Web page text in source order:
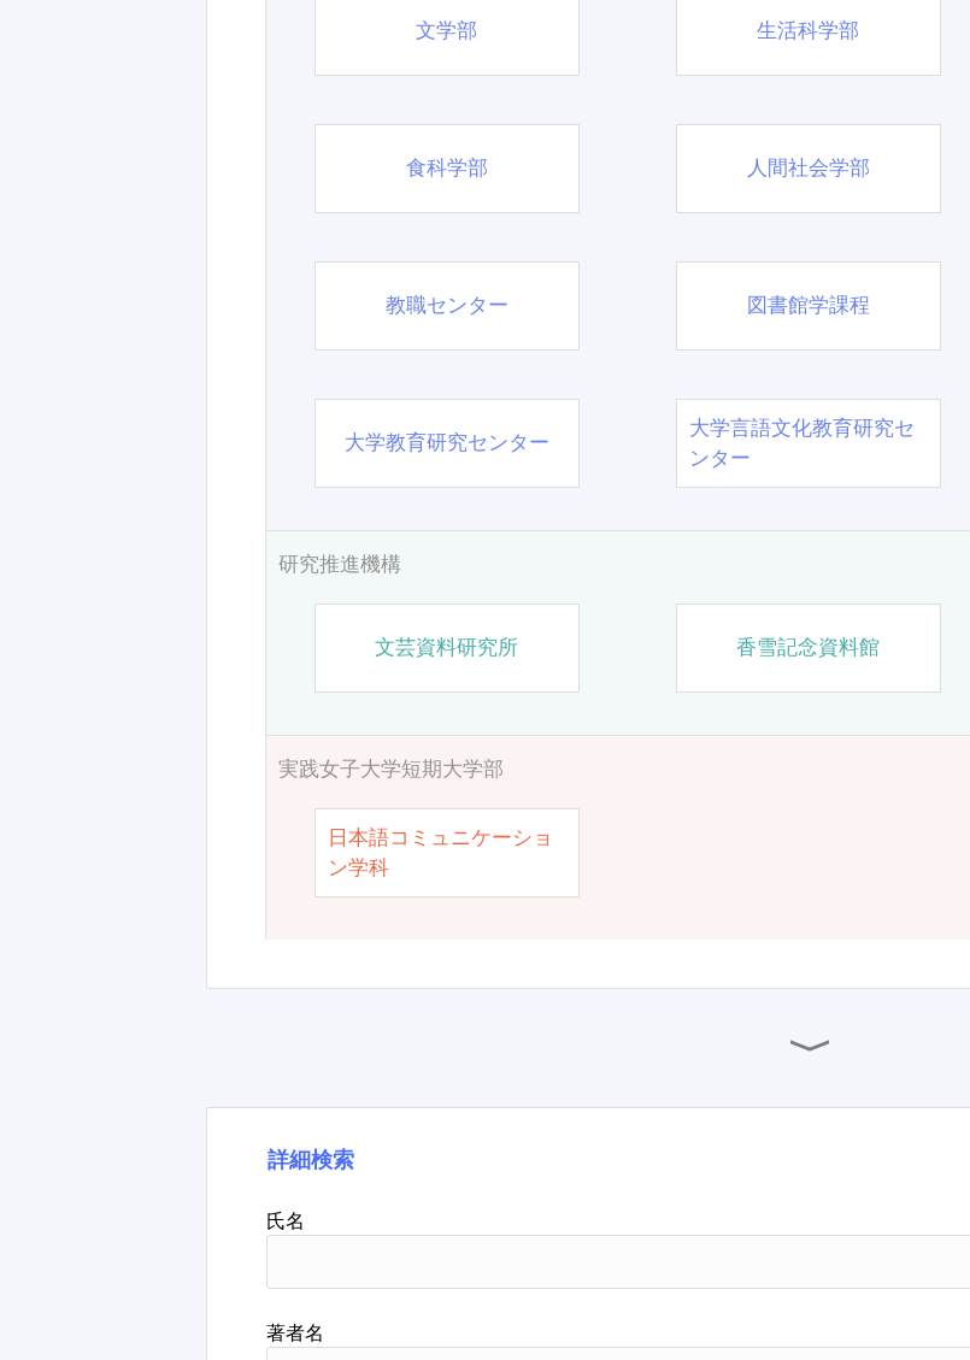
文学部 生活科学部
食科学部 人間社会学部
教職センター 図書館学課程
大学教育研究センター
大学言語文化教育研究セ
ンター
研究推進機構
文芸資料研究所 香雪記念資料館
実践女子大学短期大学部
日本語コミュニケーショ
ン学科
詳細検索
氏名
著者名